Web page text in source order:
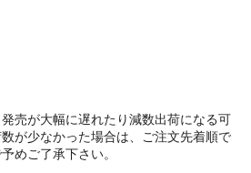
売が大幅に遅れたり減数出荷になる可
が少なかった場合は、ご注文先着順で
めご了承下さい。